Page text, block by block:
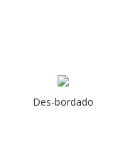
Des-bordado